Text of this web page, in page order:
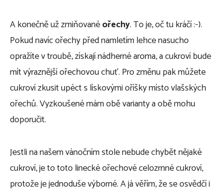
A konečně už zmiňovanéořechy. To je, oč tu kráčí :-).
Pokud navíc ořechy před namletím lehce nasucho
opražíte v troubě, získají nádherné aroma, a cukroví bude
mít výraznější ořechovou chuť. Pro změnu pak můžete
cukroví zkusit upéct s lískovými oříšky místo vlašských
ořechů. Vyzkoušené mám obě varianty a obě mohu
doporučit.
Jestli na našem vánočním stole nebude chybět nějaké
cukroví, je to toto linecké ořechové celozrnné cukroví,
protože je jednoduše výborné. A já věřím, že se osvědčí i